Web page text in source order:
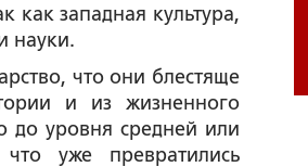
как западная культура,
науки.
что они блестяще
и из жизненного
до уровня средней или
уже превратились